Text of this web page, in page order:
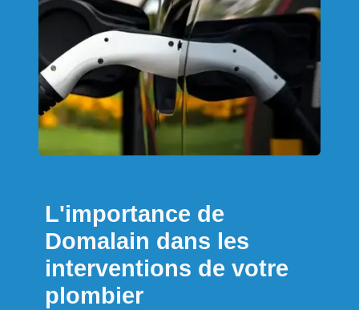
L'importance de
Domalain dans les
interventions de votre
plombier